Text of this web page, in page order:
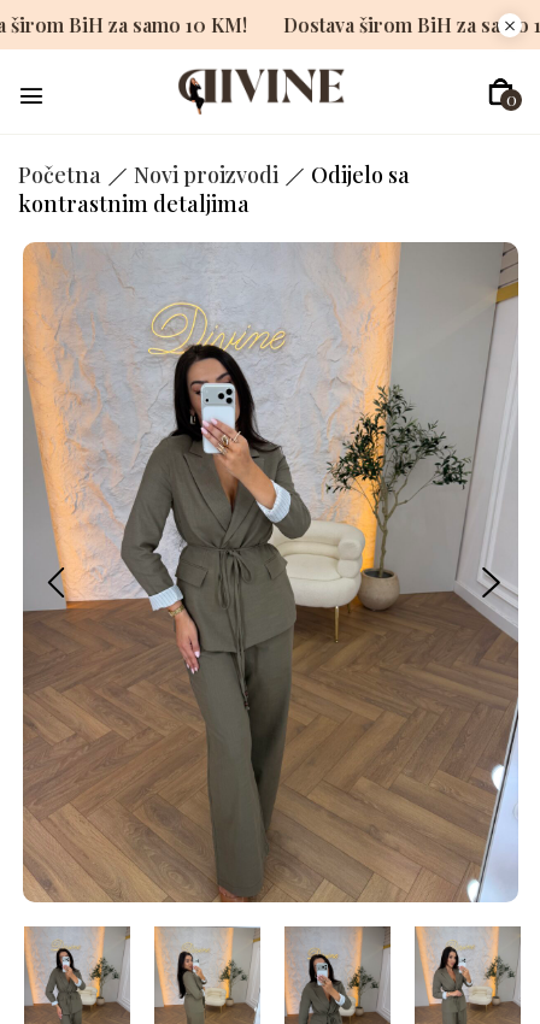
širom BiH za samo 10 KM! Dostava širom BiH za
0
Početna Novi proizvodi
Odijelo sa
kontrastnim detaljima